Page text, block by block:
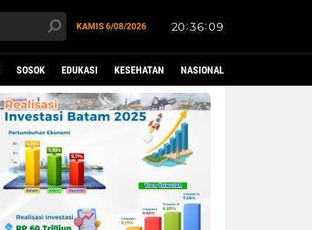
KAMIS 6/08/2026
SOSOK EDUKASI KESEHATAN NASIONAL